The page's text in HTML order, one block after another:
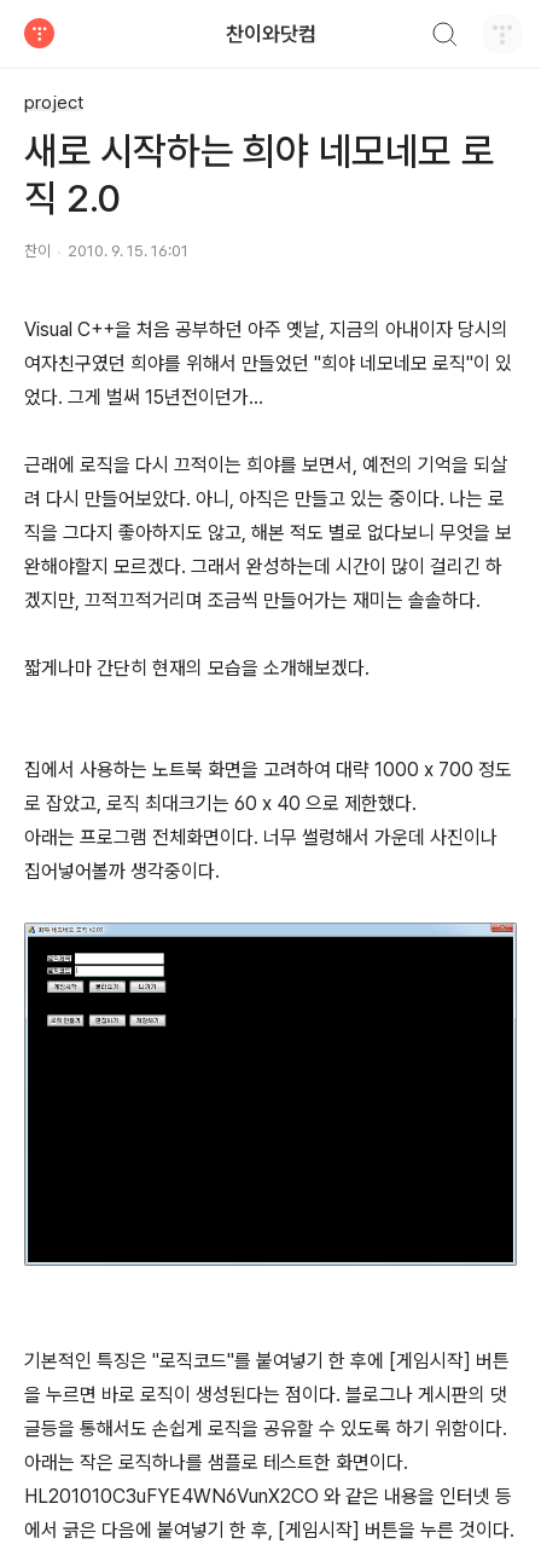
찬이와닷컴
project
새로 시작하는 희야 네모네모 로
직 2.0
찬이 2010. 9. 15. 16:01
Visual C++을 처음 공부하던 아주 옛날, 지금의 아내이자 당시의
여자친구였던 희야를 위해서 만들었던 "희야 네모네모 로직"이 있
었다. 그게 벌써 15년전이던가...
근래에 로직을 다시 끄적이는 희야를 보면서, 예전의 기억을 되살
려 다시 만들어보았다. 아니, 아직은 만들고 있는 중이다. 나는 로
직을 그다지 좋아하지도 않고, 해본 적도 별로 없다보니 무엇을 보
완해야할지 모르겠다. 그래서 완성하는데 시간이 많이 걸리긴 하
겠지만, 끄적끄적거리며 조금씩 만들어가는 재미는 솔솔하다.
짧게나마 간단히 현재의 모습을 소개해보겠다.
집에서 사용하는 노트북 화면을 고려하여 대략 1000 x 700 정도
로 잡았고, 로직 최대크기는 60 x 40 으로 제한했다.
아래는 프로그램 전체화면이다. 너무 썰렁해서 가운데 사진이나
집어넣어볼까 생각중이다.
기본적인 특징은 "로직코드"를 붙여넣기 한 후에 [게임시작] 버튼
을 누르면 바로 로직이 생성된다는 점이다. 블로그나 게시판의 댓
글등을 통해서도 손쉽게 로직을 공유할 수 있도록 하기 위함이다.
아래는 작은 로직하나를 샘플로 테스트한 화면이다.
HL201010C3uFYE4WN6VunX2CO 와 같은 내용을 인터넷 등
에서 긁은 다음에 붙여넣기 한 후, [게임시작] 버튼을 누른 것이다.